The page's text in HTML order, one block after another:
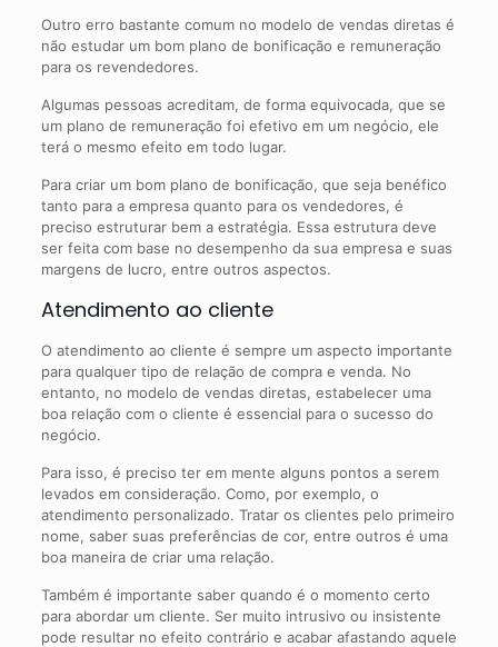
Outro erro bastante comum no modelo de vendas diretas é
não estudar um bom plano de bonificação e remuneração
para os revendedores.
Algumas pessoas acreditam, de forma equivocada, que se
um plano de remuneração foi efetivo em um negócio, ele
terá o mesmo efeito em todo lugar.
Para criar um bom plano de bonificação, que seja benéfico
tanto para a empresa quanto para os vendedores, é
preciso estruturar bem a estratégia. Essa estrutura deve
ser feita com base no desempenho da sua empresa e suas
margens de lucro, entre outros aspectos.
Atendimento ao cliente
O atendimento ao cliente é sempre um aspecto importante
para qualquer tipo de relação de compra e venda. No
entanto, no modelo de vendas diretas, estabelecer uma
boa relação com o cliente é essencial para o sucesso do
negócio.
Para isso, é preciso ter em mente alguns pontos a serem
levados em consideração. Como, por exemplo, o
atendimento personalizado. Tratar os clientes pelo primeiro
nome, saber suas preferências de cor, entre outros é uma
boa maneira de criar uma relação.
Também é importante saber quando é o momento certo
para abordar um cliente. Ser muito intrusivo ou insistente
pode resultar no efeito contrário e acabar afastando aquele